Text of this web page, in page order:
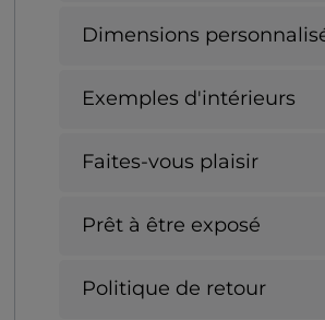
Dimensions
Exemples d'intérieurs
Faites-vous plaisir
Prêt à être exposé
Politique de retour